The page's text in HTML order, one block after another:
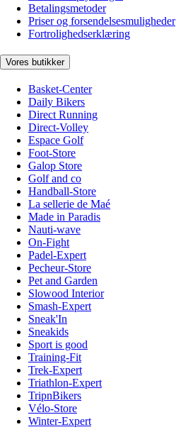
Betalingsmetoder
Priser og forsendelsesmuligheder
Fortrolighedserklæring
Vores butikker
Basket-Center
Daily Bikers
Direct Running
Direct-Volley
Espace Golf
Foot-Store
Galop Store
Golf and co
Handball-Store
La sellerie de Maé
Made in Paradis
Nauti-wave
On-Fight
Padel-Expert
Pecheur-Store
Pet and Garden
Slowood Interior
Smash-Expert
Sneak'In
Sneakids
Sport is good
Training-Fit
Trek-Expert
Triathlon-Expert
TripnBikers
Vélo-Store
Winter-Expert